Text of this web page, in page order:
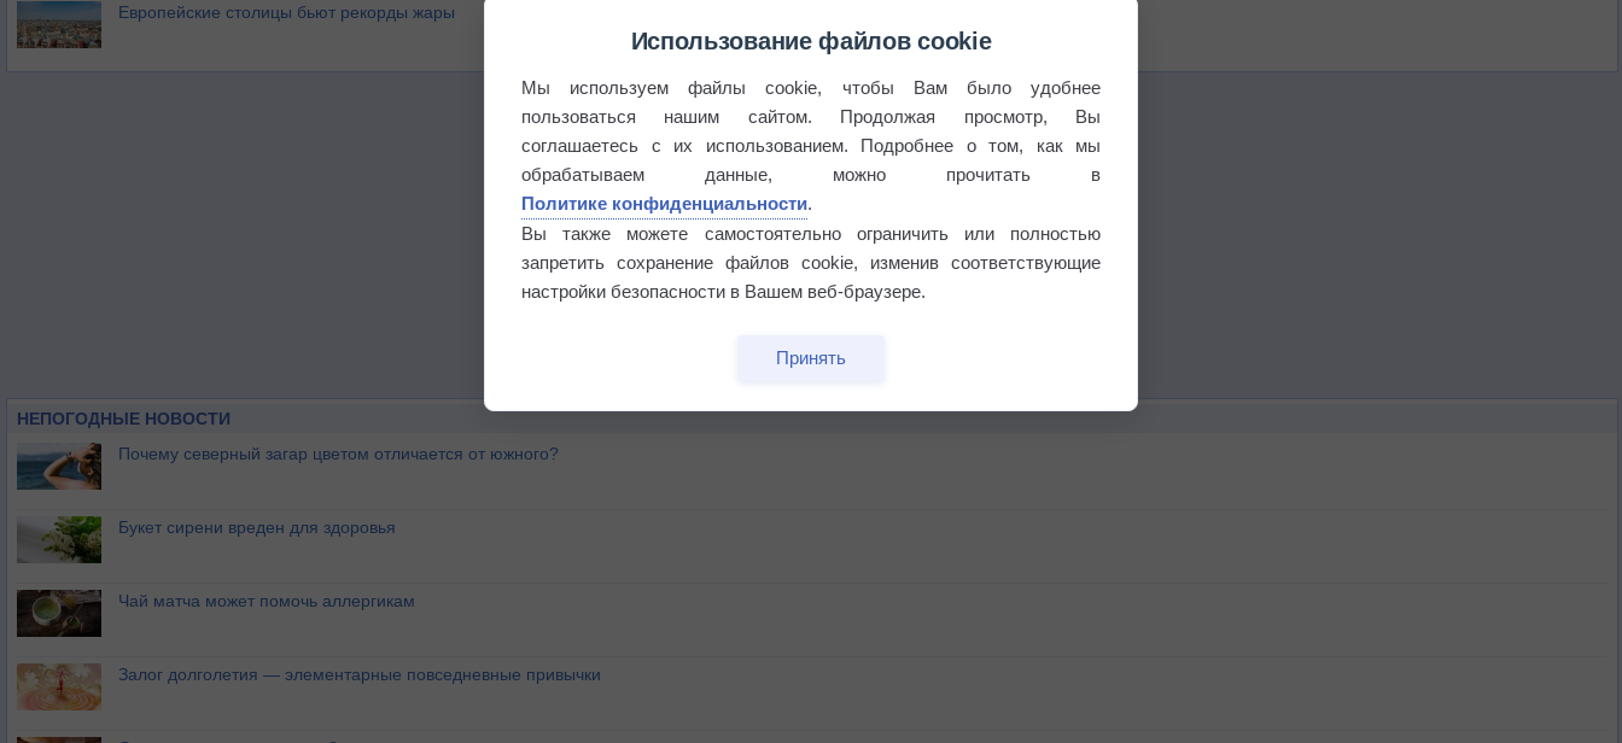
Европейские столицы бьют рекорды жары
НЕПОГОДНЫЕ НОВОСТИ
Почему северный загар цветом отличается от южного?
Букет сирени вреден для здоровья
Чай матча может помочь аллергикам
Залог долголетия — элементарные повседневные привычки
Использование файлов cookie
Мы используем файлы cookie, чтобы Вам было удобнее
пользоваться нашим сайтом. Продолжая просмотр, Вы
соглашаетесь с их использованием. Подробнее о том, как мы
обрабатываем данные, можно прочитать в
Политике конфиденциальности.
Вы также можете самостоятельно ограничить или полностью
запретить сохранение файлов cookie, изменив соответствующие
настройки безопасности в Вашем веб-браузере.
Принять